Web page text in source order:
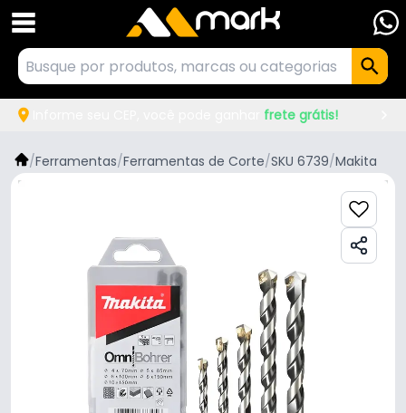
frete grátis!
/Ferramentas/Ferramentas de Corte/SKU 6739/Makita